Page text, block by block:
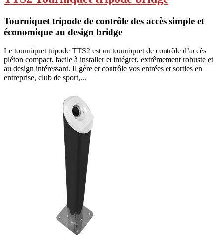
Tourniquet tripode de contrôle des accès simple et
économique au design bridge
Le tourniquet tripode TTS2 est un tourniquet de contrôle d’accès
piéton compact, facile à installer et intégrer, extrêmement robuste et
au design intéressant. Il gère et contrôle vos entrées et sorties en
entreprise, club de sport,...